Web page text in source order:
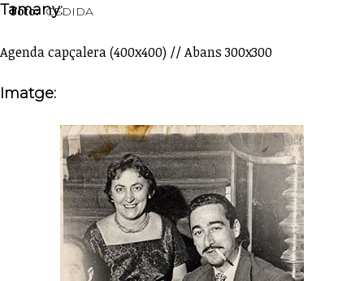
Foto: CEDIDA
Tamany:
Agenda capçalera (400x400) // Abans 300x300
Imatge: